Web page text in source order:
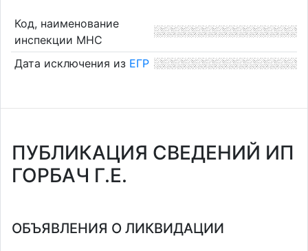
Код, наименование
инспекции МНС
Дата исключения из ЕГР
ПУБЛИКАЦИЯ СВЕДЕНИЙ ИП
ГОРБАЧ Г.Е.
ОБЪЯВЛЕНИЯ О ЛИКВИДАЦИИ